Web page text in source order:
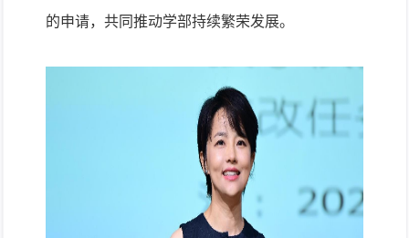
的申请，共同推动学部持续繁荣发展。